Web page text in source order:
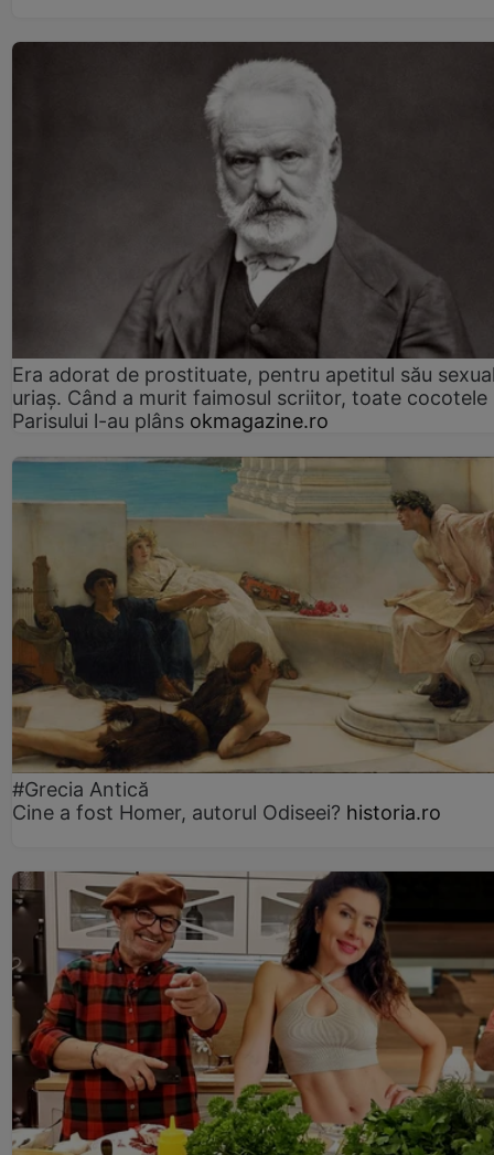
Era adorat de prostituate, pentru apetitul său
uriaș. Când a murit faimosul scriitor, toate cocotele
Parisului l-au plâns okmagazine.ro
#Grecia Antică
Cine a fost Homer, autorul Odiseei? historia.ro